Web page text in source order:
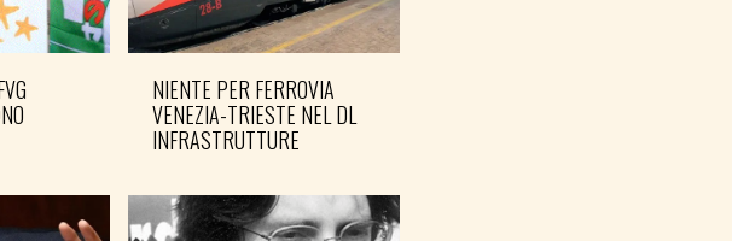
NIENTE PER FERROVIA
VENEZIA-TRIESTE NEL DL
INFRASTRUTTURE